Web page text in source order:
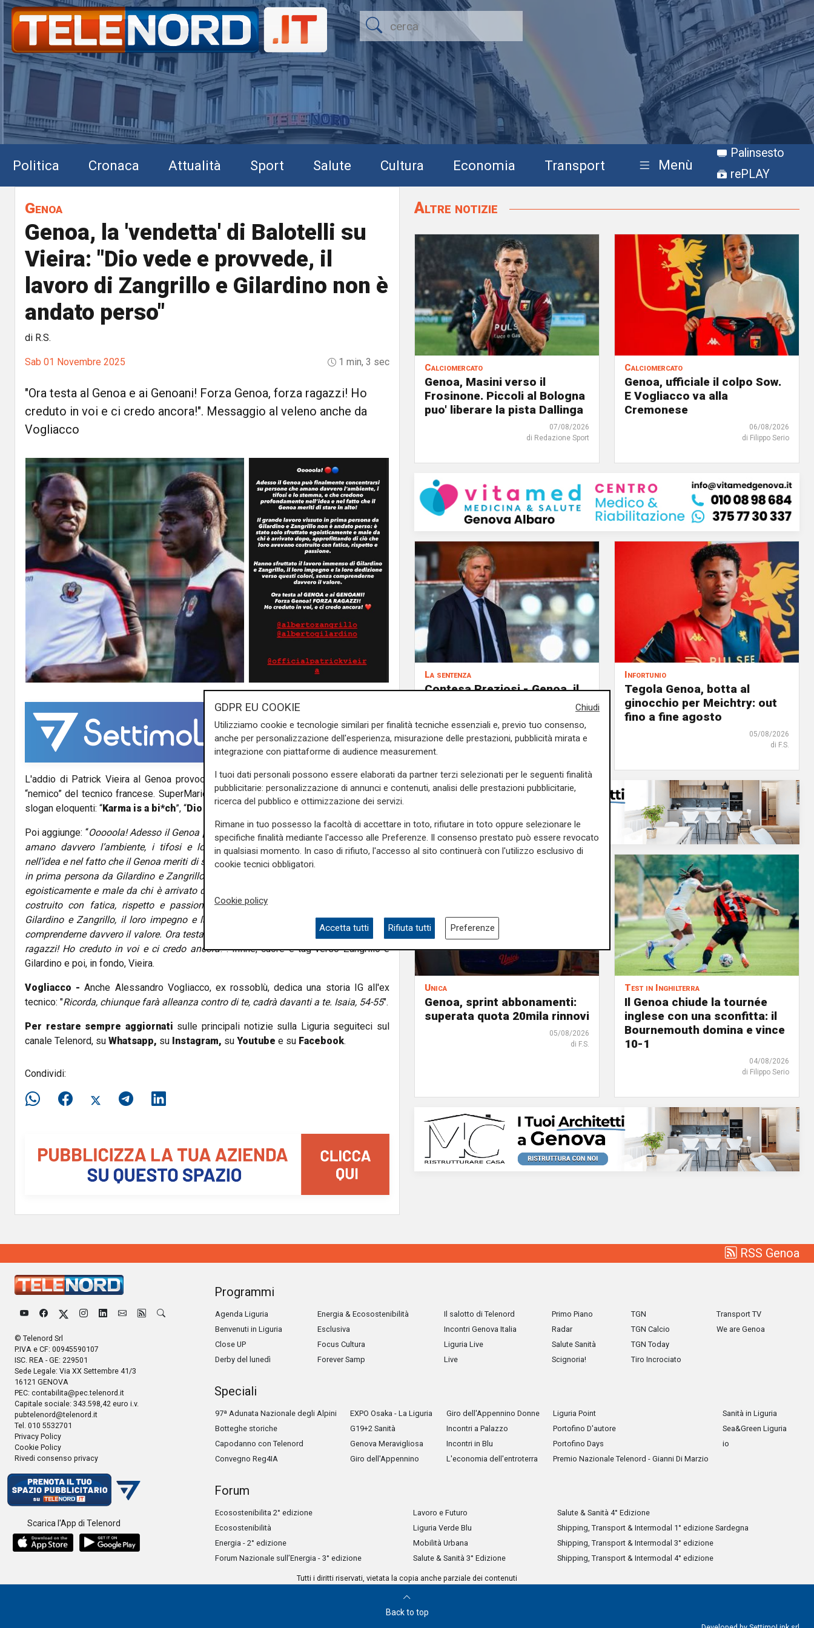
Politica Cronaca Attualità Sport Salute Cultura Economia Transport Menù
Palinsesto
rePLAY
Genoa
Genoa, la 'vendetta' di Balotelli su
Vieira: "Dio vede e provvede, il
lavoro di Zangrillo e Gilardino non è
andato perso"
di R.S.
Sab 01 Novembre 2025 1 min, 3 sec
"Ora testa al Genoa e ai Genoani! Forza Genoa, forza ragazzi! Ho
creduto in voi e ci credo ancora!". Messaggio al veleno anche da
Vogliacco
L'addio di Patrick Vieira al Genoa provoca il commento di Mario Balotelli, il grande
“nemico” del tecnico francese. SuperMario su Instagram pubblica svariare storie con
slogan eloquenti: “Karma is a bi*ch”, “Dio vede e provvede
Poi aggiunge: “Ooooola! Adesso il Genoa può finalmente concentrarsi su persone che
amano davvero l’ambiente, i tifosi e lo stemma, e che credono profondamente
nell’idea e nel fatto che il Genoa meriti di stare in alto!”Infine: “Il grande lavoro vissuto
in prima persona da Gilardino e Zangrillo non è andato perso: è stato solo sfruttato
egoisticamente e male da chi è arrivato dopo, approfittando di ciò che loro avevano
costruito con fatica, rispetto e passione. Hanno sfruttato il lavoro immenso di
Gilardino e Zangrillo, il loro impegno e la loro dedizione verso questi colori, senza
comprenderne davvero il valore. Ora testa al Genoa e ai Genoani! Forza Genoa, forza
ragazzi! Ho creduto in voi e ci credo ancora!”. Infine, cuore e tag verso Zangrillo e
Gilardino e poi, in fondo, Vieira.
Vogliacco - Anche Alessandro Vogliacco, ex rossoblù, dedica una storia IG all'ex
tecnico: "Ricorda, chiunque farà alleanza contro di te, cadrà davanti a te. Isaia, 54-55".
Per restare sempre aggiornati sulle principali notizie sulla Liguria seguiteci sul
canale Telenord, su Whatsapp, su Instagram, su Youtube e su Facebook.
Condividi:
Altre notizie
Calciomercato
Genoa, Masini verso il
Frosinone. Piccoli al Bologna
puo' liberare la pista Dallinga
07/08/2026
di Redazione Sport
Calciomercato
Genoa, ufficiale il colpo Sow.
E Vogliacco va alla
Cremonese
06/08/2026
di Filippo Serio
La sentenza
Contesa Preziosi - Genoa, il
06/08/2026
Infortunio
Tegola Genoa, botta al
ginocchio per Meichtry: out
fino a fine agosto
05/08/2026
di F.S.
Unica
Genoa, sprint abbonamenti:
superata quota 20mila rinnovi
05/08/2026
di F.S.
Test in Inghilterra
Il Genoa chiude la tournée
inglese con una sconfitta: il
Bournemouth domina e vince
10-1
04/08/2026
di Filippo Serio
RSS Genoa
© Telenord Srl
P.IVA e CF: 00945590107
ISC. REA - GE: 229501
Sede Legale: Via XX Settembre 41/3
16121 GENOVA
PEC: contabilita@pec.telenord.it
Capitale sociale: 343.598,42 euro i.v.
pubtelenord@telenord.it
Tel. 010 5532701
Privacy Policy
Cookie Policy
Rivedi consenso privacy
Scarica l'App di Telenord
Programmi
Agenda Liguria
Benvenuti in Liguria
Close UP
Derby del lunedì
Energia & Ecosostenibilità
Esclusiva
Focus Cultura
Forever Samp
Il salotto di Telenord
Incontri Genova Italia
Liguria Live
Live
Primo Piano
Radar
Salute Sanità
Scignoria!
TGN
TGN Calcio
TGN Today
Tiro Incrociato
Transport TV
We are Genoa
Speciali
97ª Adunata Nazionale degli Alpini
Botteghe storiche
Capodanno con Telenord
Convegno Reg4IA
EXPO Osaka - La Liguria
G19+2 Sanità
Genova Meravigliosa
Giro dell'Appennino
Giro dell'Appennino Donne
Incontri a Palazzo
Incontri in Blu
L'economia dell'entroterra
Liguria Point
Portofino D'autore
Portofino Days
Premio Nazionale Telenord - Gianni Di Marzio
Sanità in Liguria
Sea&Green Liguria
io
Forum
Ecosostenibilita 2° edizione
Ecosostenibilità
Energia - 2° edizione
Forum Nazionale sull’Energia - 3° edizione
Lavoro e Futuro
Liguria Verde Blu
Mobilità Urbana
Salute & Sanità 3° Edizione
Salute & Sanità 4° Edizione
Shipping, Transport & Intermodal 1° edizione Sardegna
Shipping, Transport & Intermodal 3° edizione
Shipping, Transport & Intermodal 4° edizione
Tutti i diritti riservati, vietata la copia anche parziale dei contenuti
Back to top
Chiudi
GDPR EU COOKIE
Utilizziamo cookie e tecnologie similari per finalità tecniche essenziali e, previo tuo consenso,
anche per personalizzazione dell'esperienza, misurazione delle prestazioni, pubblicità mirata e
integrazione con piattaforme di audience measurement.
I tuoi dati personali possono essere elaborati da partner terzi selezionati per le seguenti finalità
pubblicitarie: personalizzazione di annunci e contenuti, analisi delle prestazioni pubblicitarie,
ricerca del pubblico e ottimizzazione dei servizi.
Rimane in tuo possesso la facoltà di accettare in toto, rifiutare in toto oppure selezionare le
specifiche finalità mediante l'accesso alle Preferenze. Il consenso prestato può essere revocato
in qualsiasi momento. In caso di rifiuto, l'accesso al sito continuerà con l'utilizzo esclusivo di
cookie tecnici obbligatori.
Cookie policy
Accetta tutti Rifiuta tutti Preferenze